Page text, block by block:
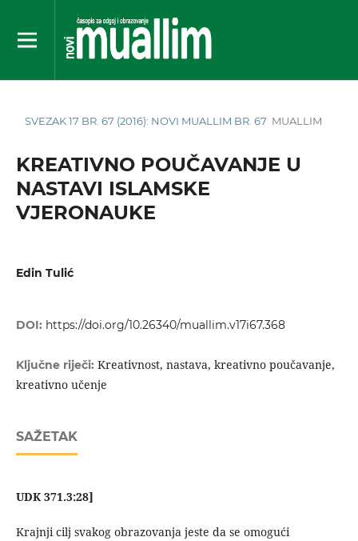
SVEZAK 17 BR. 67 (2016): NOVI MUALLIM BR. 67 MUALLIM
KREATIVNO POUČAVANJE U
NASTAVI ISLAMSKE
VJERONAUKE
Edin Tulić
DOI: https://doi.org/10.26340/muallim.v17i67.368
Ključne riječi: Kreativnost, nastava, kreativno poučavanje,
kreativno učenje
SAŽETAK
UDK 371.3:28]
Krajnji cilj svakog obrazovanja jeste da se omogući